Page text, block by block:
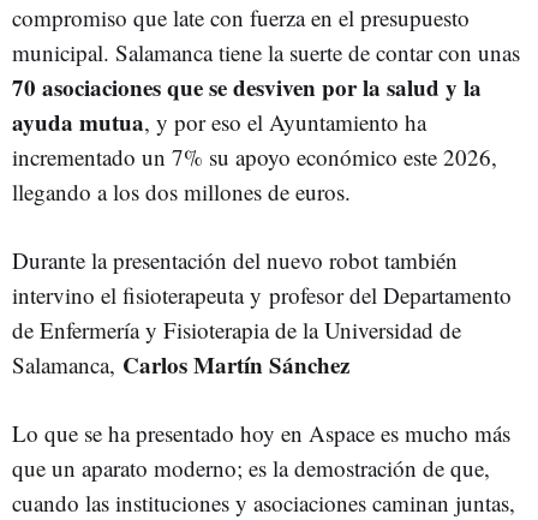
compromiso que late con fuerza en el presupuesto
municipal. Salamanca tiene la suerte de contar con unas
70 asociaciones que se desviven por la salud y la
ayuda mutua, y por eso el Ayuntamiento ha
incrementado un 7% su apoyo económico este 2026,
llegando a los dos millones de euros.
Durante la presentación del nuevo robot también
intervino el fisioterapeuta y profesor del Departamento
de Enfermería y Fisioterapia de la Universidad de
Salamanca, Carlos Martín Sánchez
Lo que se ha presentado hoy en Aspace es mucho más
que un aparato moderno; es la demostración de que,
cuando las instituciones y asociaciones caminan juntas,